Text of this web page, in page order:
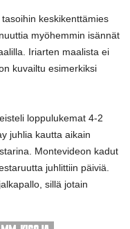
keskikenttämies
myöhemmin isännät
Iriarten maalista ei
kuvailtu esimerkiksi
loppulukemat 4-2
juhlia kautta aikain
Montevideon kadut
juhlittiin päiviä.
sillä jotain